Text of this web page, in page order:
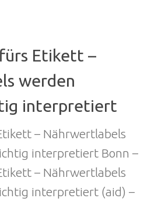
Etikett –
werden
interpretiert
– Nährwertlabels
interpretiert Bonn –
– Nährwertlabels
interpretiert (aid) –